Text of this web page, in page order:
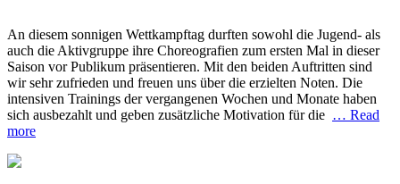
An diesem sonnigen Wettkampftag durften sowohl die Jugend- als
auch die Aktivgruppe ihre Choreografien zum ersten Mal in dieser
Saison vor Publikum präsentieren. Mit den beiden Auftritten sind
wir sehr zufrieden und freuen uns über die erzielten Noten. Die
intensiven Trainings der vergangenen Wochen und Monate haben
sich ausbezahlt und geben zusätzliche Motivation für die … Read
more